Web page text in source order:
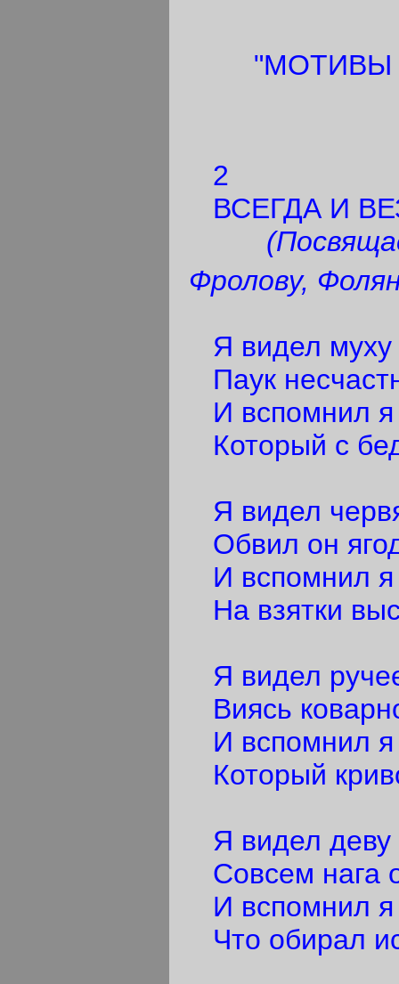
"МОТИВЫ
2
ВСЕГДА И
Фролову,
Я видел муху
Паук
И вспомнил я
Который с
Я видел
Обвил он
И вспомнил я
На взятки
Я видел
Виясь
И вспомнил я
Который
Я видел деву
Совсем нага
И вспомнил я
Что обирал